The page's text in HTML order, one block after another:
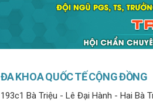
ĐA KHOA QUỐC TẾ CỘNG ĐỒNG
193c1 Bà Triệu - Lê Đại Hành - Hai Bà